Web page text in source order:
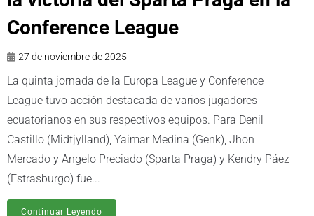
Conference League
27 de noviembre de 2025
La quinta jornada de la Europa League y Conference
League tuvo acción destacada de varios jugadores
ecuatorianos en sus respectivos equipos. Para Denil
Castillo (Midtjylland), Yaimar Medina (Genk), Jhon
Mercado y Angelo Preciado (Sparta Praga) y Kendry Páez
(Estrasburgo) fue...
Continuar Leyendo